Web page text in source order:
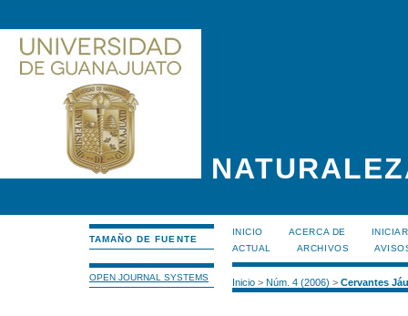
TAMAÑO DE FUENTE
OPEN JOURNAL SYSTEMS
INICIO ACERCA DE
ACTUAL
ARCHIVOS
Inicio> Núm. 4 (2006) > Cervantes